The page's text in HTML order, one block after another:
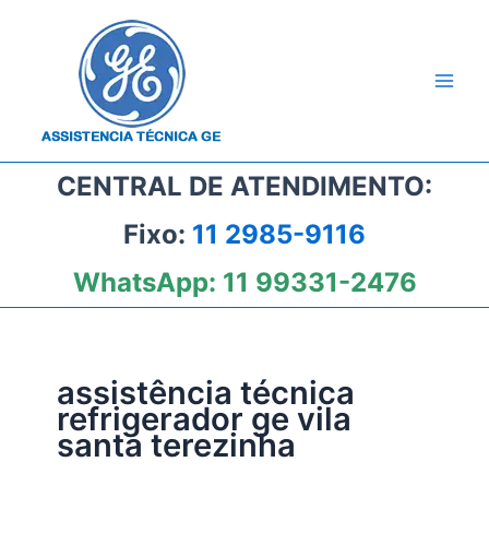
CENTRAL DE ATENDIMENTO:
Fixo: 11 2985-9116
WhatsApp: 11 99331-2476
assistência técnica
refrigerador ge vila
santa terezinha